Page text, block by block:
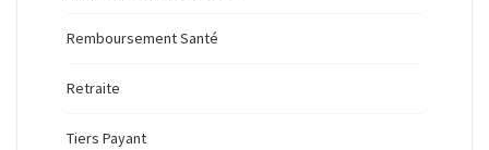
Remboursement Santé
Retraite
Tiers Payant